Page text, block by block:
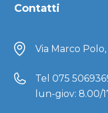
Contatti
Via Marco
Tel 075
lun-giov: 8.00/